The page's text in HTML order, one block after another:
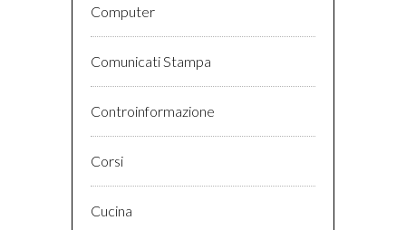
Computer
Comunicati Stampa
Controinformazione
Corsi
Cucina